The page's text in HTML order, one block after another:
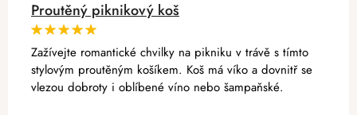
Proutěný piknikový koš
Zažívejte romantické chvilky na pikniku v trávě s tímto
stylovým proutěným košíkem. Koš má víko a dovnitř se
vlezou dobroty i oblíbené víno nebo šampaňské.